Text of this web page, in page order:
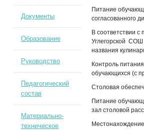
Питание
В соответствии
Углегорской СОШ
названия
Контроль
обучающихся (с
Столовая
Питание
зал столовой
Документы
Образование
Руководство
Педагогический
состав
Материально-
техническое